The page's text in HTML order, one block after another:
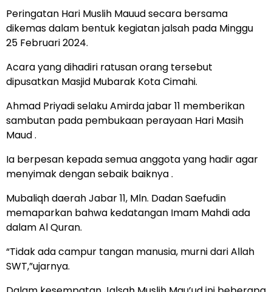
Peringatan Hari Muslih Mauud secara bersama
dikemas dalam bentuk kegiatan jalsah pada Minggu
25 Februari 2024.
Acara yang dihadiri ratusan orang tersebut
dipusatkan Masjid Mubarak Kota Cimahi.
Ahmad Priyadi selaku Amirda jabar 11 memberikan
sambutan pada pembukaan perayaan Hari Masih
Maud .
Ia berpesan kepada semua anggota yang hadir agar
menyimak dengan sebaik baiknya .
Mubaliqh daerah Jabar 11, Mln. Dadan Saefudin
memaparkan bahwa kedatangan Imam Mahdi ada
dalam Al Quran.
“Tidak ada campur tangan manusia, murni dari Allah
SWT,”ujarnya.